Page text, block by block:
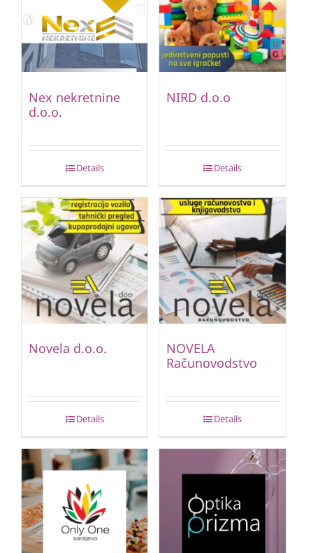
Nex nekretnine
d.o.o.
Details
NIRD d.o.o
Details
Novela d.o.o.
Details
NOVELA
Računovodstvo
Details